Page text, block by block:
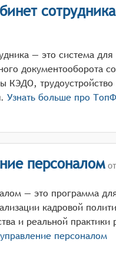
сотрудника
— это система для
документооборота
КЭДО, трудоустройство
Узнать больше про
персоналом
— это программа
кадровой
и реальной практики
персоналом